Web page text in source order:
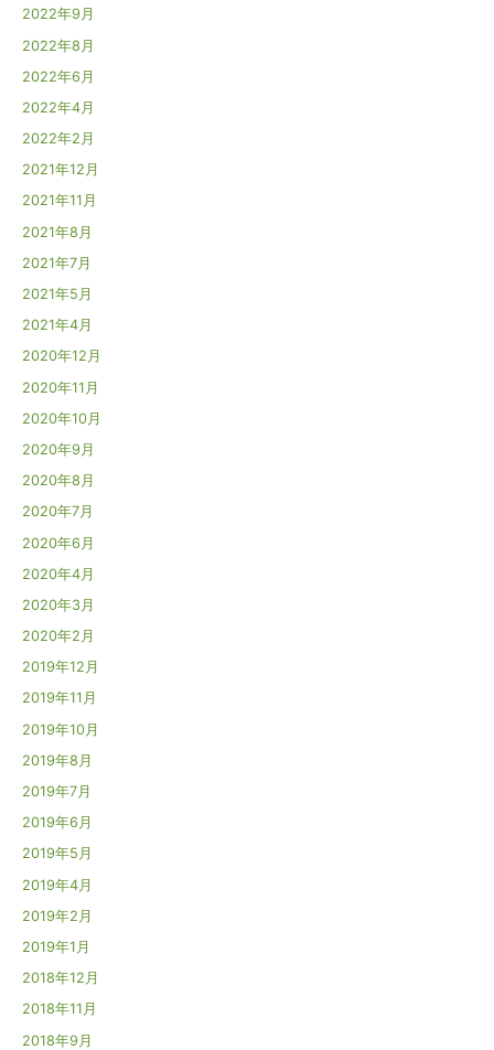
2022年9月
2022年8月
2022年6月
2022年4月
2022年2月
2021年12月
2021年11月
2021年8月
2021年7月
2021年5月
2021年4月
2020年12月
2020年11月
2020年10月
2020年9月
2020年8月
2020年7月
2020年6月
2020年4月
2020年3月
2020年2月
2019年12月
2019年11月
2019年10月
2019年8月
2019年7月
2019年6月
2019年5月
2019年4月
2019年2月
2019年1月
2018年12月
2018年11月
2018年9月